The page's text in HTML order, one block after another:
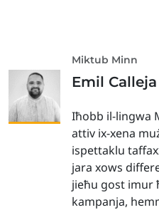
Miktub Minn
Emil
Iħobb il-lingwa
attiv ix-xena
ispettaklu
jara xows
jieħu gost imur
kampanja,